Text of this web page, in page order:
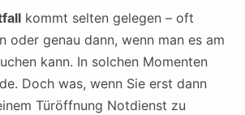
kommt selten gelegen – oft
oder genau dann, wenn man es am
kann. In solchen Momenten
Doch was, wenn Sie erst dann
Türöffnung Notdienst zu